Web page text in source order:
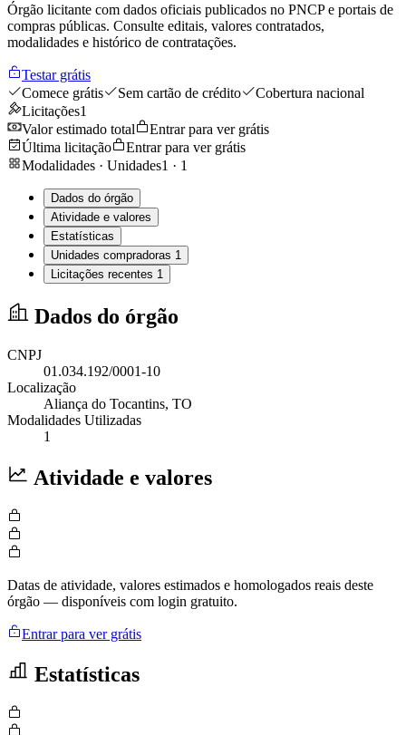
Órgão licitante com dados oficiais publicados no PNCP e portais de
compras públicas. Consulte editais, valores contratados,
modalidades e histórico de contratações.
Testar grátis
Comece grátis
Sem cartão de crédito
Cobertura nacional
Licitações1
Valor estimado total
Entrar para ver grátis
Última licitação
Entrar para ver grátis
Modalidades · Unidades1 · 1
Dados do órgão
Atividade e valores
Estatísticas
Unidades compradoras 1
Licitações recentes 1
Dados do órgão
CNPJ
01.034.192/0001-10
Localização
Aliança do Tocantins, TO
Modalidades Utilizadas
1
Atividade e valores
Datas de atividade, valores estimados e homologados reais deste
órgão — disponíveis com login gratuito.
Entrar para ver grátis
Estatísticas